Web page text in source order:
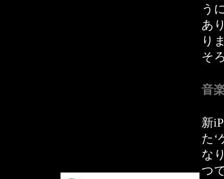
う
あ
り
そ
音
新
た‘
な
つ